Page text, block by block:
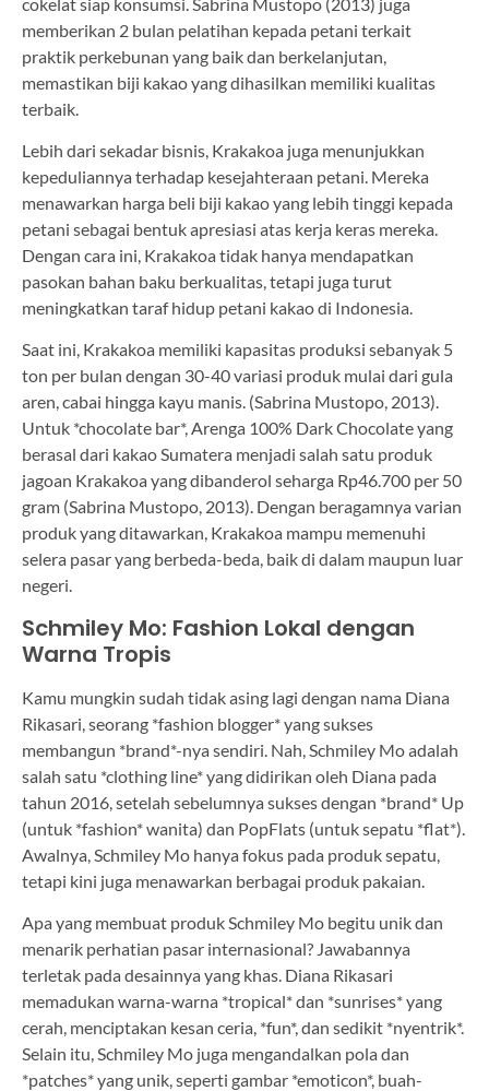
memberikan 2 bulan pelatihan kepada petani terkait
praktik perkebunan yang baik dan berkelanjutan,
memastikan biji kakao yang dihasilkan memiliki kualitas
terbaik.
Lebih dari sekadar bisnis, Krakakoa juga menunjukkan
kepeduliannya terhadap kesejahteraan petani. Mereka
menawarkan harga beli biji kakao yang lebih tinggi kepada
petani sebagai bentuk apresiasi atas kerja keras mereka.
Dengan cara ini, Krakakoa tidak hanya mendapatkan
pasokan bahan baku berkualitas, tetapi juga turut
meningkatkan taraf hidup petani kakao di Indonesia.
Saat ini, Krakakoa memiliki kapasitas produksi sebanyak 5
ton per bulan dengan 30-40 variasi produk mulai dari gula
aren, cabai hingga kayu manis. (Sabrina Mustopo, 2013).
Untuk *chocolate bar*, Arenga 100% Dark Chocolate yang
berasal dari kakao Sumatera menjadi salah satu produk
jagoan Krakakoa yang dibanderol seharga Rp46.700 per 50
gram (Sabrina Mustopo, 2013). Dengan beragamnya varian
produk yang ditawarkan, Krakakoa mampu memenuhi
selera pasar yang berbeda-beda, baik di dalam maupun luar
negeri.
Schmiley Mo: Fashion Lokal dengan
Warna Tropis
Kamu mungkin sudah tidak asing lagi dengan nama Diana
Rikasari, seorang *fashion blogger* yang sukses
membangun *brand*-nya sendiri. Nah, Schmiley Mo adalah
salah satu *clothing line* yang didirikan oleh Diana pada
tahun 2016, setelah sebelumnya sukses dengan *brand* Up
(untuk *fashion* wanita) dan PopFlats (untuk sepatu *flat*).
Awalnya, Schmiley Mo hanya fokus pada produk sepatu,
tetapi kini juga menawarkan berbagai produk pakaian.
Apa yang membuat produk Schmiley Mo begitu unik dan
menarik perhatian pasar internasional? Jawabannya
terletak pada desainnya yang khas. Diana Rikasari
memadukan warna-warna *tropical* dan *sunrises* yang
cerah, menciptakan kesan ceria, *fun*, dan sedikit *nyentrik*.
Selain itu, Schmiley Mo juga mengandalkan pola dan
*patches* yang unik, seperti gambar *emoticon*, buah-